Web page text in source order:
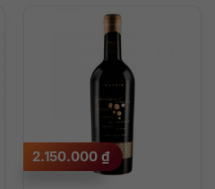
2.150.000 ₫